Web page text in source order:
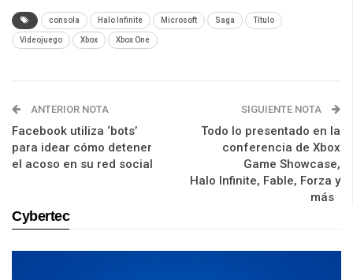
consola Halo Infinite Microsoft Saga Título
Videojuego Xbox Xbox One
ANTERIOR NOTA
Facebook utiliza ‘bots’
para idear cómo detener
el acoso en su red social
SIGUIENTE NOTA
Todo lo presentado en la
conferencia de Xbox
Game Showcase,
Halo Infinite, Fable, Forza y
más
Cybertec